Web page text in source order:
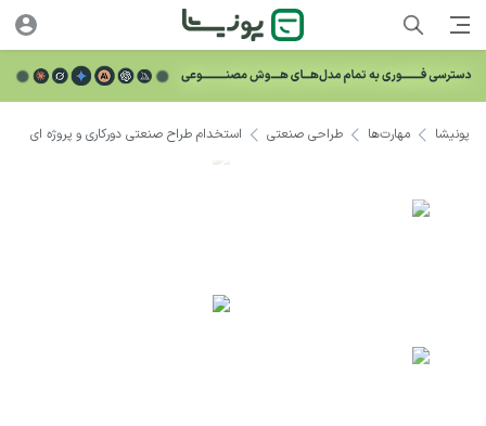
پونیشا مهارت‌ها طراحی صنعتی استخدام طراح صنعتی دورکاری و پروژه ای